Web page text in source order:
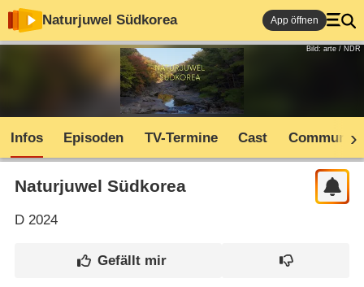
Naturjuwel Südkorea App öffnen
Bild: arte / NDR
Infos Episoden TV-Termine Cast Community
Naturjuwel Südkorea
D2024